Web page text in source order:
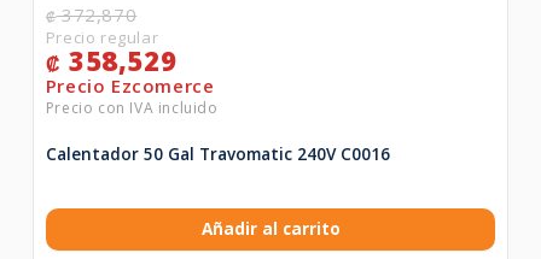
₡372,870
₡ 358,529
Calentador 50 Gal Travomatic 240V C0016
Añadir al carrito